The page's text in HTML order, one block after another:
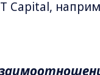
Capital,